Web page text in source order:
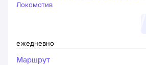
ежедневно
Локомотив
Маршрут